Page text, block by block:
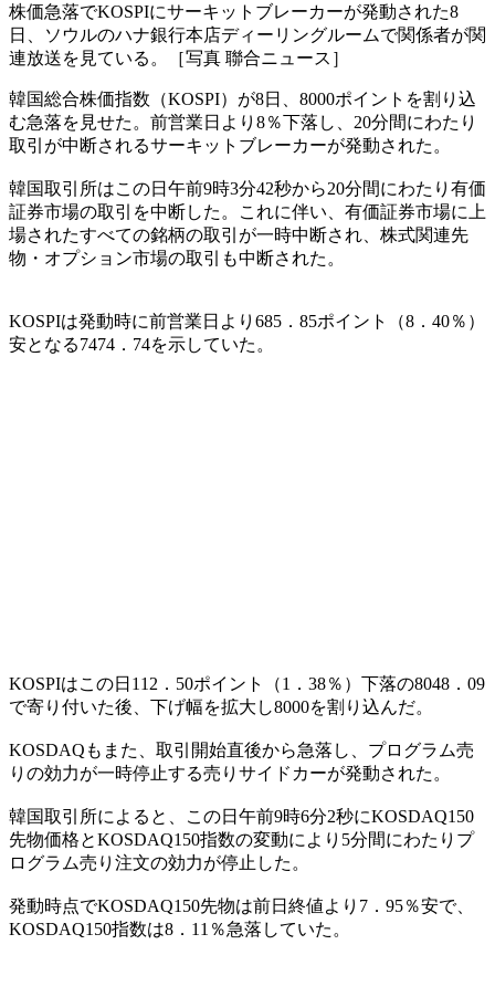
株価急落でKOSPIにサーキットブレーカーが発動された8
日、ソウルのハナ銀行本店ディーリングルームで関係者が関
連放送を見ている。［写真 聯合ニュース］
韓国総合株価指数（KOSPI）が8日、8000ポイントを割り込
む急落を見せた。前営業日より8％下落し、20分間にわたり
取引が中断されるサーキットブレーカーが発動された。
韓国取引所はこの日午前9時3分42秒から20分間にわたり有価
証券市場の取引を中断した。これに伴い、有価証券市場に上
場されたすべての銘柄の取引が一時中断され、株式関連先
物・オプション市場の取引も中断された。
KOSPIは発動時に前営業日より685．85ポイント（8．40％）
安となる7474．74を示していた。
KOSPIはこの日112．50ポイント（1．38％）下落の8048．09
で寄り付いた後、下げ幅を拡大し8000を割り込んだ。
KOSDAQもまた、取引開始直後から急落し、プログラム売
りの効力が一時停止する売りサイドカーが発動された。
韓国取引所によると、この日午前9時6分2秒にKOSDAQ150
先物価格とKOSDAQ150指数の変動により5分間にわたりプ
ログラム売り注文の効力が停止した。
発動時点でKOSDAQ150先物は前日終値より7．95％安で、
KOSDAQ150指数は8．11％急落していた。